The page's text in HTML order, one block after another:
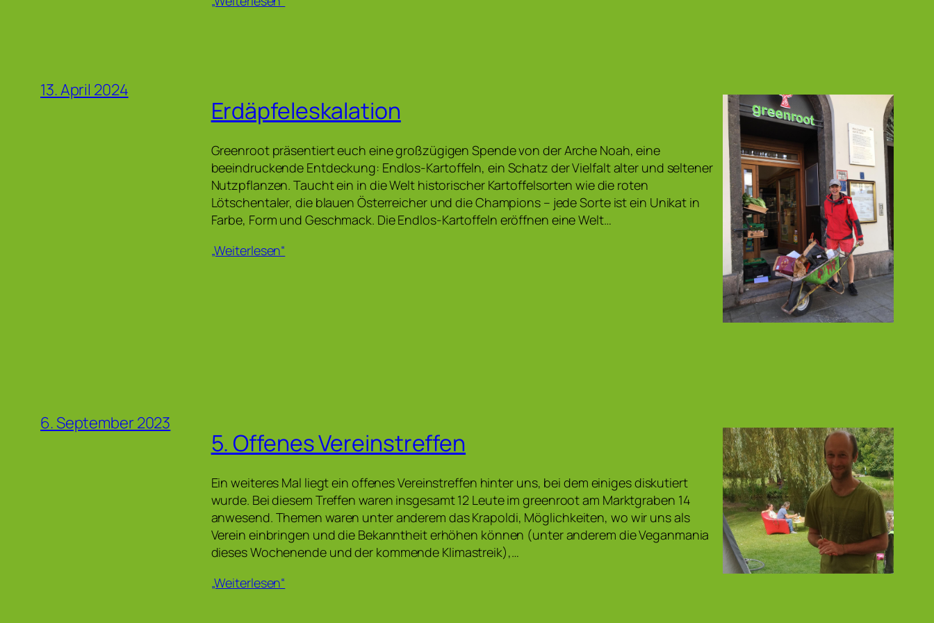
13. April 2024
Erdäpfeleskalation
Greenroot präsentiert euch eine großzügigen Spende von der Arche Noah, eine
beeindruckende Entdeckung: Endlos-Kartoffeln, ein Schatz der Vielfalt alter und seltener
Nutzpflanzen. Taucht ein in die Welt historischer Kartoffelsorten wie die roten
Lötschentaler, die blauen Österreicher und die Champions – jede Sorte ist ein Unikat in
Farbe, Form und Geschmack. Die Endlos-Kartoffeln eröffnen eine Welt…
„Weiterlesen“
6. September 2023
5. Offenes Vereinstreffen
Ein weiteres Mal liegt ein offenes Vereinstreffen hinter uns, bei dem einiges diskutiert
wurde. Bei diesem Treffen waren insgesamt 12 Leute im greenroot am Marktgraben 14
anwesend. Themen waren unter anderem das Krapoldi, Möglichkeiten, wo wir uns als
Verein einbringen und die Bekanntheit erhöhen können (unter anderem die Veganmania
dieses Wochenende und der kommende Klimastreik),…
„Weiterlesen“